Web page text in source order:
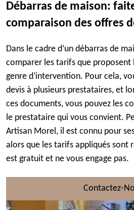
Débarras de maison:
comparaison des offres
Dans le cadre d’un débarras de
comparer les tarifs que proposent
genre d’intervention. Pour cela,
devis à plusieurs prestataires, et
ces documents, vous pouvez les
le prestataire qui vous convient.
Artisan Morel, il est connu pour
alors que les tarifs appliqués sont
est gratuit et ne vous engage pas.
Contactez-